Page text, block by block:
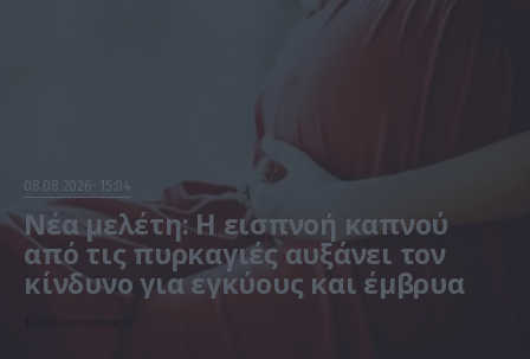
08.08.2026 15:04
Νέα μελέτη: Η εισπνοή καπνού
από τις πυρκαγιές αυξάνει τον
κίνδυνο για εγκύους και έμβρυα